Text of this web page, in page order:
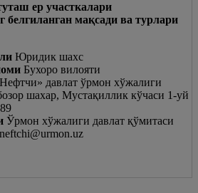
ер участкалари
белгиланган мақсади ва турлари
Юридик шахс
Бухоро вилояти
давлат ўрмон хўжалиги
шахар, Мустақиллик кўчаси 1-уй
Ўрмон хўжалиги давлат қўмитаси
neftchi@urmon.uz